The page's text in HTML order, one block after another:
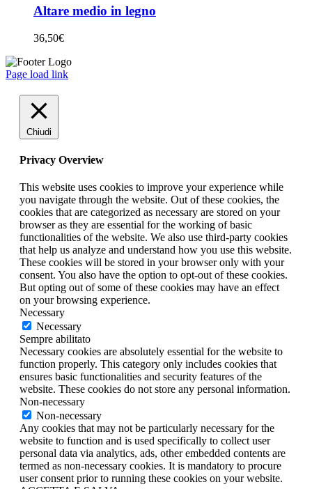
Altare medio in legno
36,50€
Page load link
Chiudi
Privacy Overview
This website uses cookies to improve your experience while
you navigate through the website. Out of these cookies, the
cookies that are categorized as necessary are stored on your
browser as they are essential for the working of basic
functionalities of the website. We also use third-party cookies
that help us analyze and understand how you use this website.
These cookies will be stored in your browser only with your
consent. You also have the option to opt-out of these cookies.
But opting out of some of these cookies may have an effect
on your browsing experience.
Necessary
Necessary
Sempre abilitato
Necessary cookies are absolutely essential for the website to
function properly. This category only includes cookies that
ensures basic functionalities and security features of the
website. These cookies do not store any personal information.
Non-necessary
Non-necessary
Any cookies that may not be particularly necessary for the
website to function and is used specifically to collect user
personal data via analytics, ads, other embedded contents are
termed as non-necessary cookies. It is mandatory to procure
user consent prior to running these cookies on your website.